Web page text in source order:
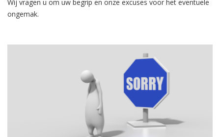
Wij vragen u om uw begrip en onze excuses voor het eventuele
ongemak.